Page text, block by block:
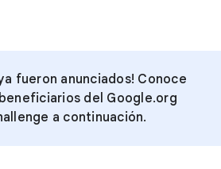
fueron anunciados! Conoce
del Google.org
a continuación.